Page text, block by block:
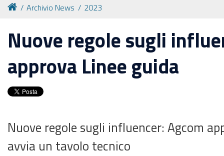
Archivio News 2023
Nuove regole sugli
approva Linee guida
Nuove regole sugli influencer: Agcom
avvia un tavolo tecnico